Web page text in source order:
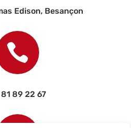
Edison, Besançon

89 22 67